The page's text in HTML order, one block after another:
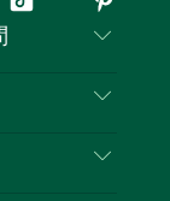
テ
ピ
ン
レ
ト